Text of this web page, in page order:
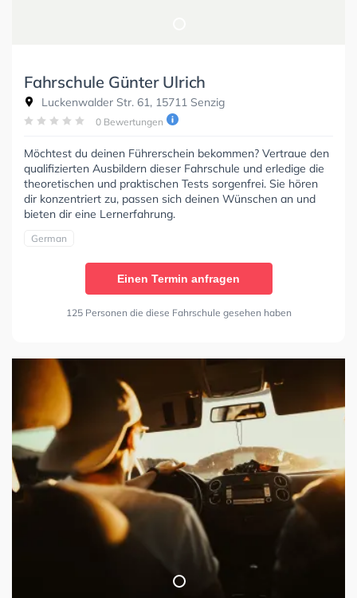
Fahrschule Günter Ulrich
Luckenwalder Str. 61, 15711 Senzig
0 Bewertungen
Möchtest du deinen Führerschein bekommen? Vertraue den
qualifizierten Ausbildern dieser Fahrschule und erledige die
theoretischen und praktischen Tests sorgenfrei. Sie hören
dir konzentriert zu, passen sich deinen Wünschen an und
bieten dir eine Lernerfahrung.
German
Einen Termin anfragen
125 Personen die diese Fahrschule gesehen haben